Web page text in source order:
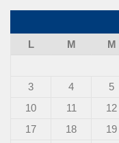
L
M M
3
4 5
10
11 12
17
18 19